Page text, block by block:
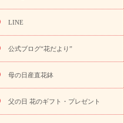
ドウ)
達特急便 お祝い商品一覧
い・快気祝い
いフラワー
お悔やみの花
四十九日法要以
LINE
公式ブログ“花だより”
母の日産直花鉢
父の日 花のギフト・プレゼント